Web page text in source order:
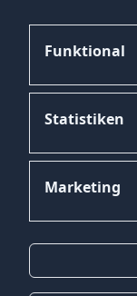
Funktional
Statistiken
Marketing